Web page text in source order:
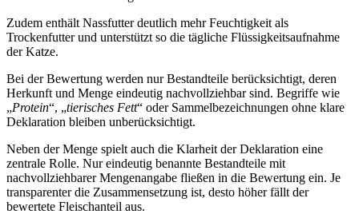
Zudem enthält Nassfutter deutlich mehr Feuchtigkeit als
Trockenfutter und unterstützt so die tägliche Flüssigkeitsaufnahme
der Katze.
Bei der Bewertung werden nur Bestandteile berücksichtigt, deren
Herkunft und Menge eindeutig nachvollziehbar sind. Begriffe wie
„Protein“, „tierisches Fett“ oder Sammelbezeichnungen ohne klare
Deklaration bleiben unberücksichtigt.
Neben der Menge spielt auch die Klarheit der Deklaration eine
zentrale Rolle. Nur eindeutig benannte Bestandteile mit
nachvollziehbarer Mengenangabe fließen in die Bewertung ein. Je
transparenter die Zusammensetzung ist, desto höher fällt der
bewertete Fleischanteil aus.